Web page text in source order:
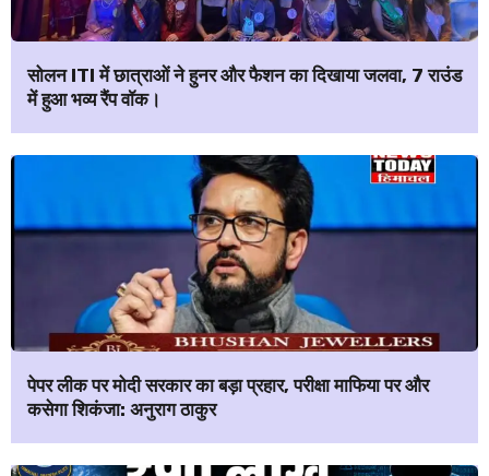
सोलन ITI में छात्राओं ने हुनर और फैशन का दिखाया जलवा, 7 राउंड
में हुआ भव्य रैंप वॉक।
पेपर लीक पर मोदी सरकार का बड़ा प्रहार, परीक्षा माफिया पर और
कसेगा शिकंजा: अनुराग ठाकुर